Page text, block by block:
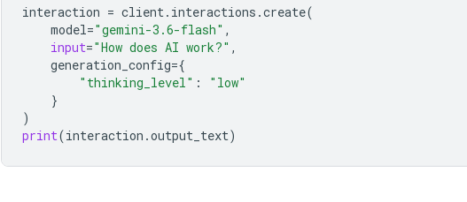
interaction = client. interactions .create(
model="gemini-3.6-flash" ,
input="How does AI work?" ,
generation_config={
"thinking_level" :
"low"
}
)
print(interaction .output_text)